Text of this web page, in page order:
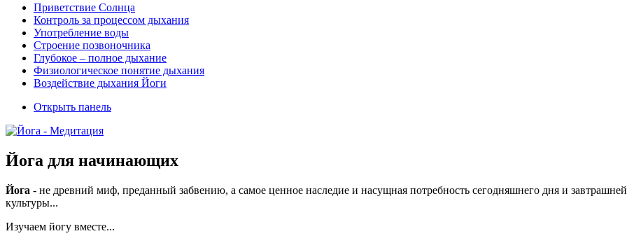
Приветствие Солнца
Контроль за процессом дыхания
Употребление воды
Строение позвоночника
Глубокое – полное дыхание
Физиологическое понятие дыхания
Воздействие дыхания Йоги
Открыть панель
Йога для начинающих
Йога - не древний миф, преданный забвению, а самое ценное наследие и насущная потребность сегодняшнего дня и завтрашней
культуры...
Изучаем йогу вместе...